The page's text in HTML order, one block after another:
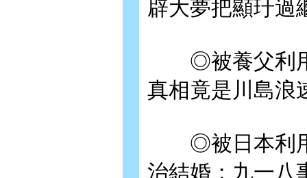
辟大夢把顯玗過
◎被養父利用
真相竟是川島浪
◎被日本利用
治結婚；九一八